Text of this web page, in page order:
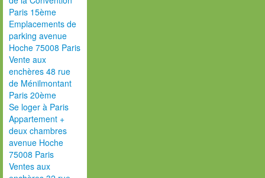
Paris 15ème
Emplacements de
parking avenue
Hoche 75008 Paris
Vente aux
enchères 48 rue
de Ménilmontant
Paris 20ème
Se loger à Paris
Appartement +
deux chambres
avenue Hoche
75008 Paris
Ventes aux